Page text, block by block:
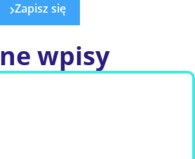
Zapisz się
wpisy